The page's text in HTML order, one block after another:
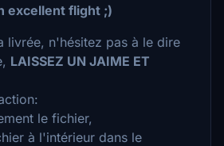
excellent flight ;)
livrée, n'hésitez pas à le dire
LAISSEZ UN JAIME ET
le fichier,
à l'intérieur dans le